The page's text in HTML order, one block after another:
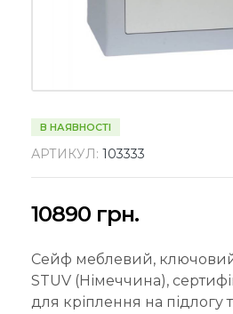
В НАЯВНОСТІ
АРТИКУЛ: 103333
10890 грн.
Сейф меблевий,
STUV (Німеччина),
для кріплення на підлогу